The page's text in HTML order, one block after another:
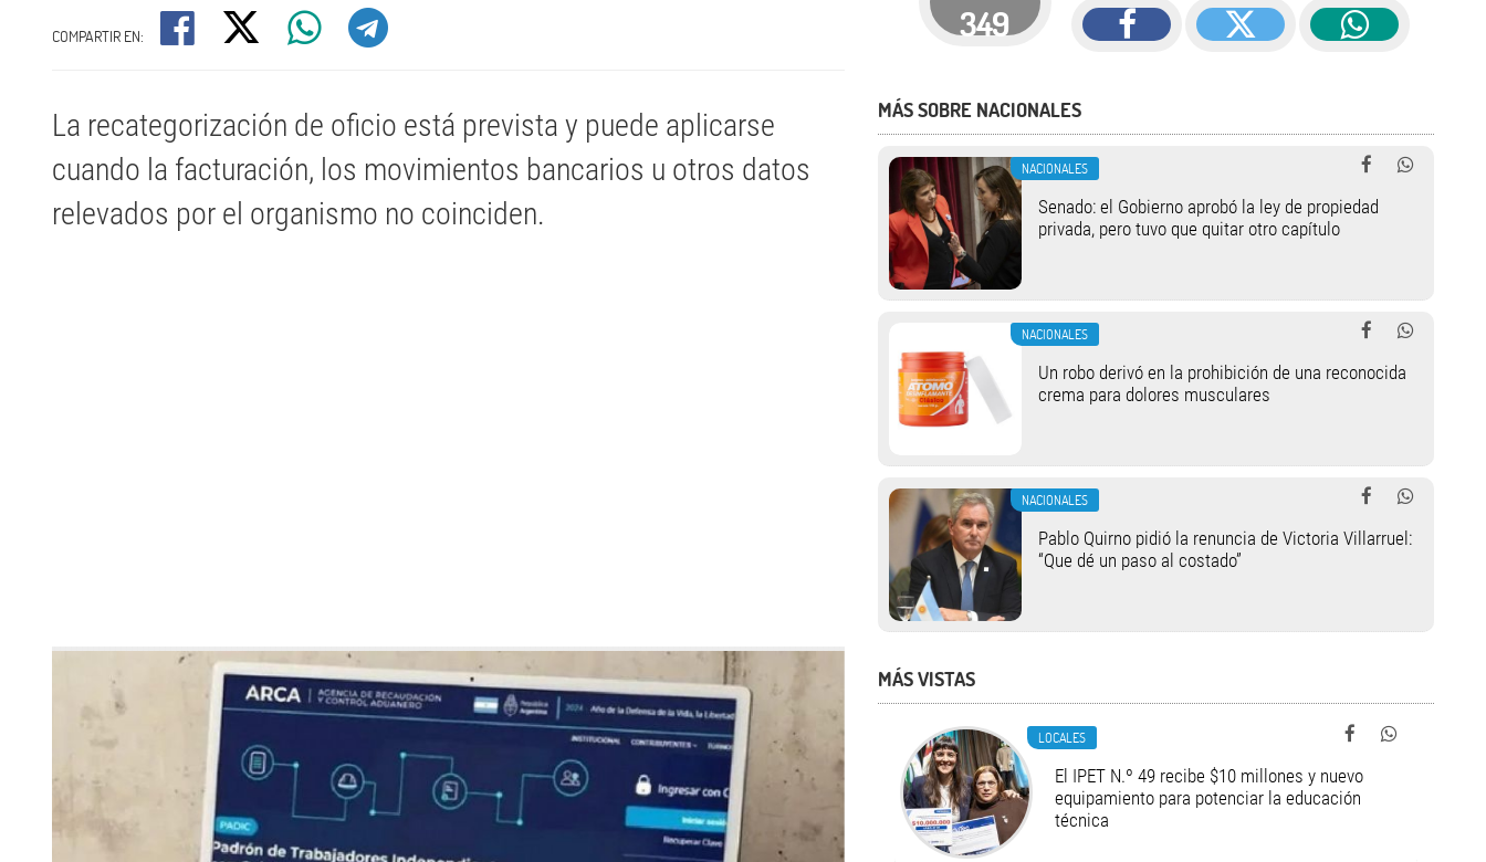
COMPARTIR EN:
La recategorización de oficio está prevista y puede aplicarse
cuando la facturación, los movimientos bancarios u otros datos
relevados por el organismo no coinciden.
349
MÁS SOBRE NACIONALES
NACIONALES
Senado: el Gobierno aprobó la ley de propiedad
privada, pero tuvo que quitar otro capítulo
NACIONALES
Un robo derivó en la prohibición de una reconocida
crema para dolores musculares
NACIONALES
Pablo Quirno pidió la renuncia de Victoria Villarruel:
“Que dé un paso al costado”
MÁS VISTAS
LOCALES
El IPET N.º 49 recibe $10 millones y nuevo
equipamiento para potenciar la educación
técnica